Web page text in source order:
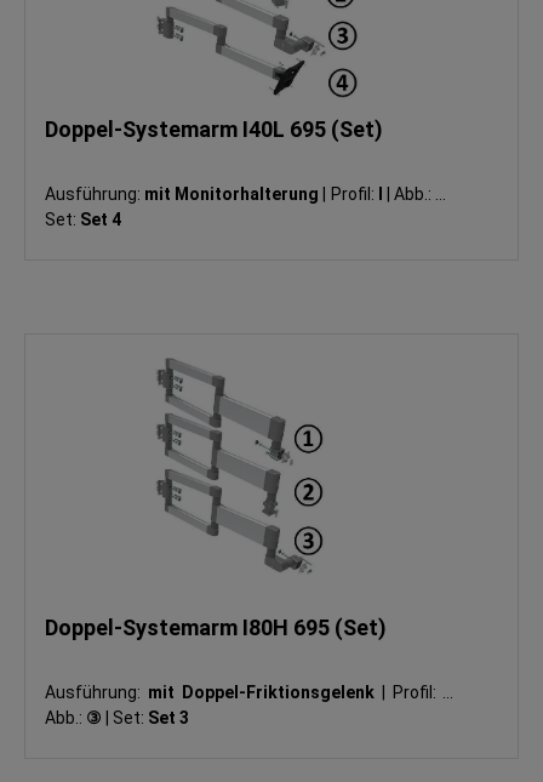
Doppel-Systemarm I40L 695 (Set)
Ausführung: mit Monitorhalterung Profil: Abb.:
Set: Set 4
Doppel-Systemarm I80H 695 (Set)
Ausführung: mit Doppel-Friktionsgelenk Profil:
Abb.: ③ Set: Set 3